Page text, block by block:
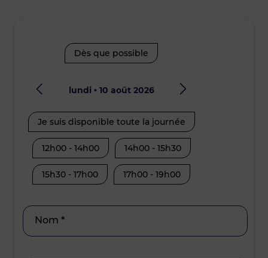
Dès que possible
lundi • 10 août 2026
Je suis disponible toute la journée
12h00 - 14h00 14h00 - 15h30
15h30 - 17h00 17h00 - 19h00
Nom *